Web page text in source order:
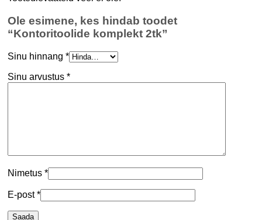
Ole esimene, kes hindab toodet
“Kontoritoolide komplekt 2tk”
Sinu hinnang *
Sinu arvustus *
Nimetus *
E-post*